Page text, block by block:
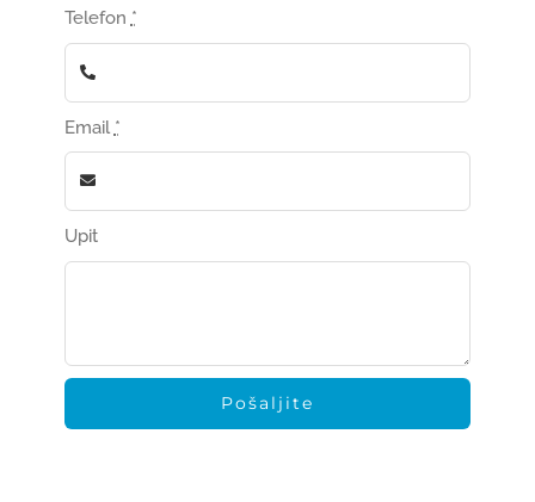
KONTAKT
Telefon *
Email *
Upit
Pošaljite